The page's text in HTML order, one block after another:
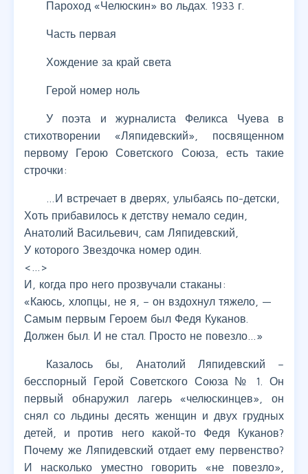
Пароход «Челюскин» во льдах. 1933 г.
Часть первая
Хождение за край света
Герой номер ноль
У поэта и журналиста Феликса Чуева в
стихотворении «Ляпидевский», посвященном
первому Герою Советского Союза, есть такие
строчки:
…И встречает в дверях, улыбаясь по-детски,
Хоть прибавилось к детству немало седин,
Анатолий Васильевич, сам Ляпидевский,
У которого Звездочка номер один.
<…>
И, когда про него прозвучали стаканы:
«Каюсь, хлопцы, не я, – он вздохнул тяжело, —
Самым первым Героем был Федя Куканов.
Должен был. И не стал. Просто не повезло…»
Казалось бы, Анатолий Ляпидевский –
бесспорный Герой Советского Союза № 1. Он
первый обнаружил лагерь «челюскинцев», он
снял со льдины десять женщин и двух грудных
детей, и против него какой-то Федя Куканов?
Почему же Ляпидевский отдает ему первенство?
И насколько уместно говорить «не повезло»,